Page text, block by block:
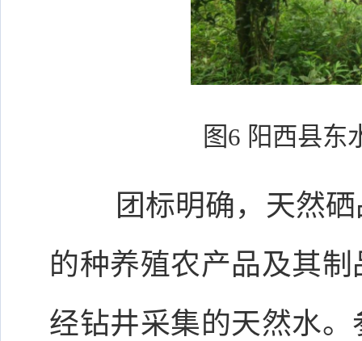
图6 阳西县东
团标明确，天然
的种养殖农产品及其
经钻井采集的天然水